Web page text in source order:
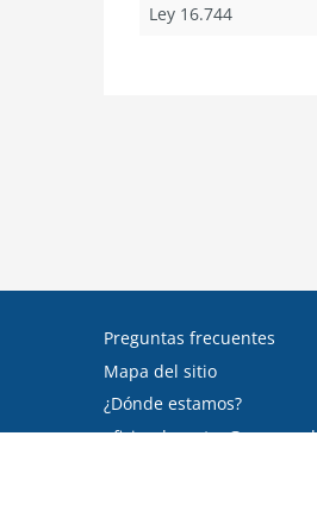
Ley 16.744
Preguntas frecuentes
Mapa del sitio
¿Dónde estamos?
oficinadepartes@suseso.cl